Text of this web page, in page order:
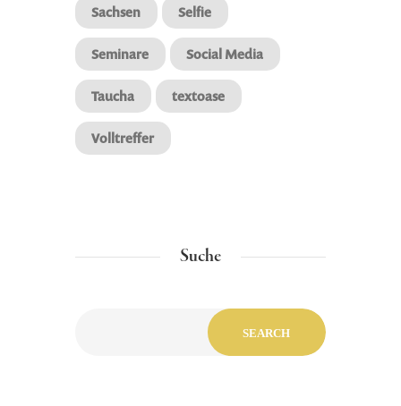
Sachsen Selfie
Seminare Social Media
Taucha textoase
Volltreffer
Suche